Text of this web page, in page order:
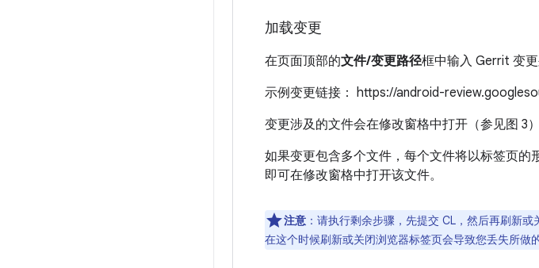
加载变更
在页面顶部的文件/变更路径框中输入 Gerrit 变
示例变更链接： https://android-
变更涉及的文件会在修改窗格中打开（参见图 3）
如果变更包含多个文件，每个文件将以标签页
即可在修改窗格中打开该文件。
注意 ：请执行剩余步骤，先提交 CL，然后再刷新
在这个时候刷新或关闭浏览器标签页会导致您丢失所做